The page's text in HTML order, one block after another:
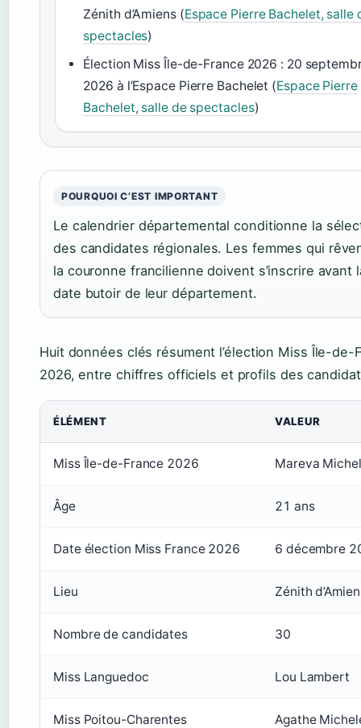
Zénith d’Amiens (Espace Pierre Bachelet, salle
spectacles)
Élection Miss Île-de-France 2026 : 20
2026 à l’Espace Pierre Bachelet (Espace Pierre
Bachelet, salle de spectacles)
POURQUOI C’EST IMPORTANT
Le calendrier départemental conditionne la
des candidates régionales. Les femmes qui
la couronne francilienne doivent s’inscrire avant
date butoir de leur département.
Huit données clés résument l’élection Miss Île-de-
2026, entre chiffres officiels et profils des
ÉLÉMENT VALEUR
Miss Île-de-France 2026 Mareva Michel
Âge 21 ans
Date élection Miss France 2026 6 décembre
Lieu Zénith
Nombre de candidates 30
Miss Languedoc Lou Lambert
Miss Poitou-Charentes Agathe